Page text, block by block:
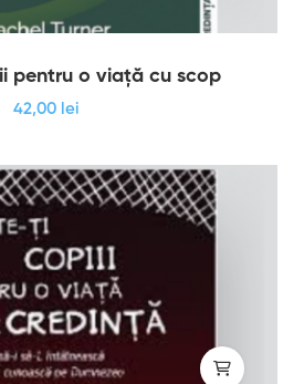
pentru o viață cu scop
42,00 lei